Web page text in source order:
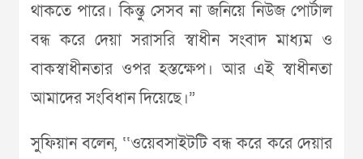
থাকতে পারে। কিন্তু সেসব না জনিয়ে নিউজ পোর্টাল
বন্ধ করে দেয়া সরাসরি স্বাধীন সংবাদ মাধ্যম ও
বাকস্বাধীনতার ওপর হস্তক্ষেপ। আর এই স্বাধীনতা
আমাদের সংবিধান দিয়েছে।”
সুফিয়ান বলেন, ‘‘ওয়েবসাইটটি বন্ধ করে করে দেয়ার